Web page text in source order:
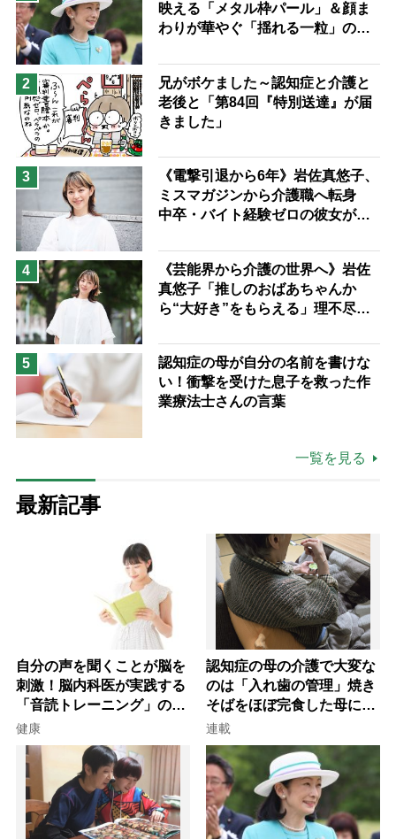
息子の遠距離介護サバイバル術
兄がボケました
予防法
映える「メタル枠パール」＆顔ま
わりが華やぐ「揺れる一粒」の使
2
兄がボケました～認知症と介護と
老後と「第84回『特別送達』が届
きました」
3
《電撃引退から6年》岩佐真悠子、
ミスマガジンから介護職へ転身
中卒・バイト経験ゼロの彼女が見
ながら自分らしくいられる」
4
《芸能界から介護の世界へ》岩佐
真悠子「推しのおばあちゃんか
ら“大好き”をもらえる」理不尽さ
場は「愛おしい」
5
認知症の母が自分の名前を書けな
い！衝撃を受けた息子を救った作
業療法士さんの言葉
一覧を見る
最新記事
自分の声を聞くことが脳を
刺激！脳内科医が実践する
「音読トレーニング」の極
意
健康
認知症の母の介護で大変な
のは「入れ歯の管理」焼き
そばをほぼ完食した母に息
子が血の気が引いた理由
連載